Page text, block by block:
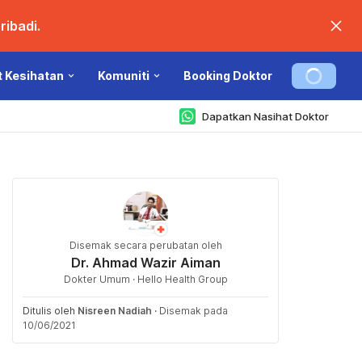
Kesihatan Komuniti Booking Doktor
Dapatkan Nasihat Doktor
Disemak secara perubatan oleh
Dr. Ahmad Wazir Aiman
Dokter Umum · Hello Health Group
Ditulis oleh Nisreen Nadiah · Disemak pada
10/06/2021